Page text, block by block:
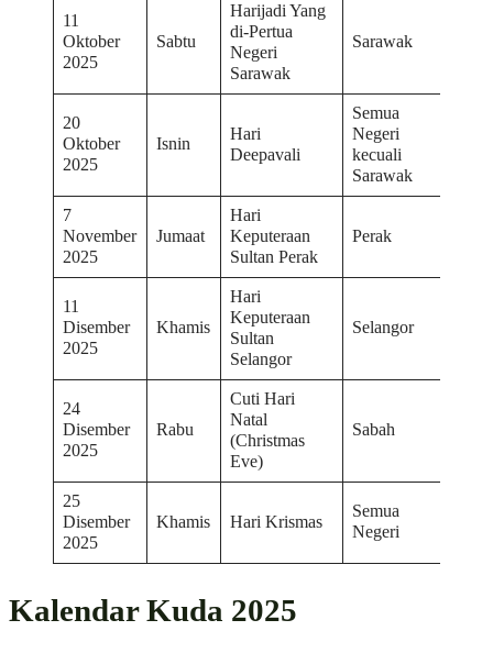
11
Oktober
2025
Sabtu
Harijadi Yang
di-Pertua
Negeri
Sarawak
Sarawak
20
Oktober
2025
Isnin
Hari
Deepavali
Semua
Negeri
kecuali
Sarawak
7
November
2025
Jumaat
Hari
Keputeraan
Sultan Perak
Perak
11
Disember
2025
Khamis
Hari
Keputeraan
Sultan
Selangor
Selangor
24
Disember
2025
Rabu
Cuti Hari
Natal
(Christmas
Eve)
Sabah
25
Disember
2025
Khamis Hari Krismas
Semua
Negeri
Kalendar Kuda 2025